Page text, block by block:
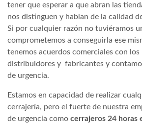
tener que esperar a que abran las
nos distinguen y hablan de la calidad
Si por cualquier razón no tuviéramos
comprometemos a conseguirla ese
tenemos acuerdos comerciales con
distribuidores y fabricantes y
de urgencia.
Estamos en capacidad de realizar
cerrajería, pero el fuerte de nuestra
de urgencia como cerrajeros 24 horas